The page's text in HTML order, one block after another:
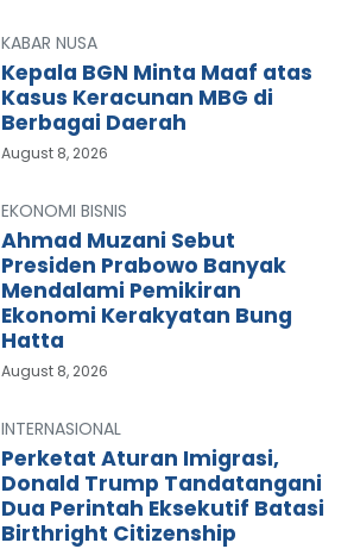
KABAR NUSA
Kepala BGN Minta Maaf atas
Kasus Keracunan MBG di
Berbagai Daerah
August 8, 2026
EKONOMI BISNIS
Ahmad Muzani Sebut
Presiden Prabowo Banyak
Mendalami Pemikiran
Ekonomi Kerakyatan Bung
Hatta
August 8, 2026
INTERNASIONAL
Perketat Aturan Imigrasi,
Donald Trump Tandatangani
Dua Perintah Eksekutif Batasi
Birthright Citizenship